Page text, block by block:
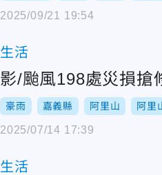
2025/09/21 19:54
生活
影/颱風198處災損搶
豪雨 嘉義縣 阿里山 阿里
2025/07/14 17:39
生活